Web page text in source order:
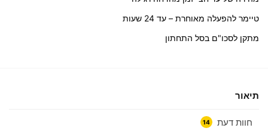
טיימר להפעלה מאוחרת – עד 24 שעות
מתקן לסכו"ם בסל התחתון
תיאור
חוות דעת 14